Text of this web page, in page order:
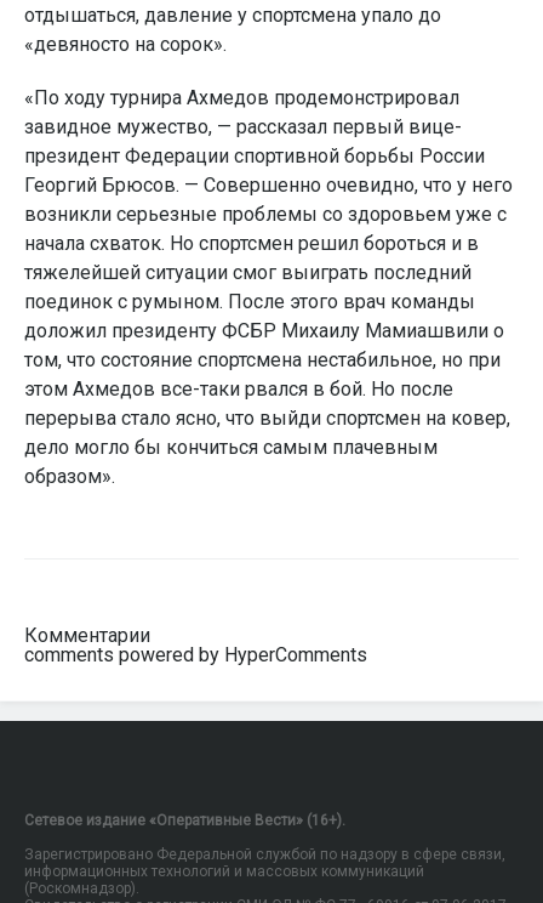
отдышаться, давление у спортсмена упало до
«девяносто на сорок».
«По ходу турнира Ахмедов продемонстрировал
завидное мужество, — рассказал первый вице-
президент Федерации спортивной борьбы России
Георгий Брюсов. — Совершенно очевидно, что у него
возникли серьезные проблемы со здоровьем уже с
начала схваток. Но спортсмен решил бороться и в
тяжелейшей ситуации смог выиграть последний
поединок с румыном. После этого врач команды
доложил президенту ФСБР Михаилу Мамиашвили о
том, что состояние спортсмена нестабильное, но при
этом Ахмедов все-таки рвался в бой. Но после
перерыва стало ясно, что выйди спортсмен на ковер,
дело могло бы кончиться самым плачевным
образом».
Комментарии
comments powered by HyperComments
Сетевое издание «Оперативные Вести» (16+).
Зарегистрировано Федеральной службой по надзору в сфере связи,
информационных технологий и массовых коммуникаций
(Роскомнадзор).